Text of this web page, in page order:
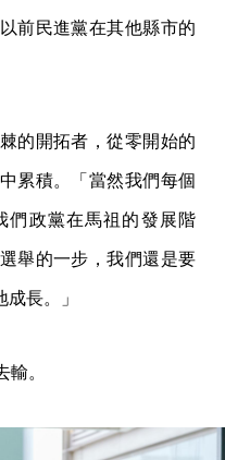
前民進黨在其他縣市的
的開拓者，從零開始的
累積。「當然我們每個
們政黨在馬祖的發展階
舉的一步，我們還是要
長。」
。